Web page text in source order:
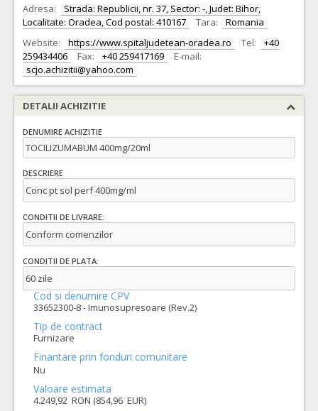
Adresa:
Strada: Republicii, nr. 37, Sector: -, Judet: Bihor,
Localitate: Oradea, Cod postal: 410167
Tara:
Romania
Website:
https://www.spitaljudetean-oradea.ro Tel:
+40
259434406
Fax: +40 259417169
E-mail:
scjo.achizitii@yahoo.com
DETALII ACHIZITIE
DENUMIRE ACHIZITIE
TOCILIZUMABUM 400mg/20ml
DESCRIERE
Conc pt sol perf 400mg/ml
CONDITII DE LIVRARE:
Conform comenzilor
CONDITII DE PLATA:
60 zile
Cod si denumire CPV
33652300-8 - Imunosupresoare (Rev.2)
Tip de contract
Furnizare
Finantare prin fonduri comunitare
Nu
Valoare estimata
4.249,92 RON (854,96 EUR)